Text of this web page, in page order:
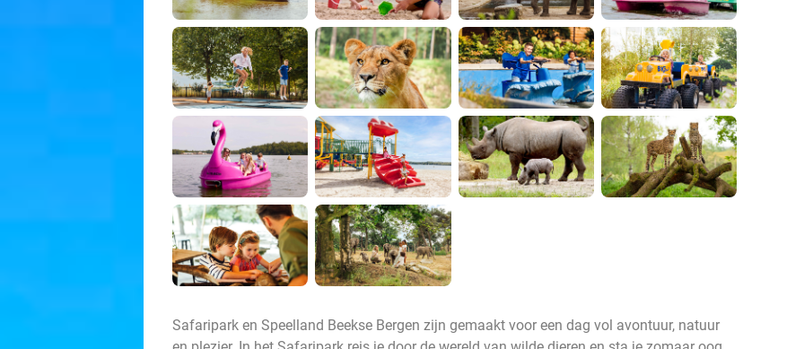
Safaripark en Speelland Beekse Bergen zijn gemaakt voor een dag vol avontuur, natuur